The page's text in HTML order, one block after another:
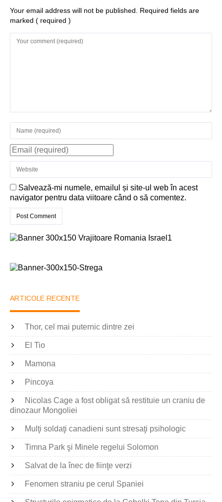
Structurile
Gobelki Tepe din
Your email address will not be published. Required fields are
marked ( required )
Salvează-mi numele, emailul și site-ul web în acest
navigator pentru data viitoare când o să comentez.
ARTICOLE RECENTE
Thor, cel mai puternic dintre zei
El Tio
Mamona
Pincoya
Nicolas Cage a fost obligat să restituie un craniu de
dinozaur Mongoliei
Mulţi soldaţi canadieni sunt stresaţi psihologic
Timna Park şi Minele regelui Solomon
Salvat de la înec de fiinţe verzi
Fenomen straniu pe cerul Spaniei